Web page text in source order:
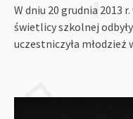
W dniu 20 grudnia 2013
świetlicy szkolnej
uczestniczyła